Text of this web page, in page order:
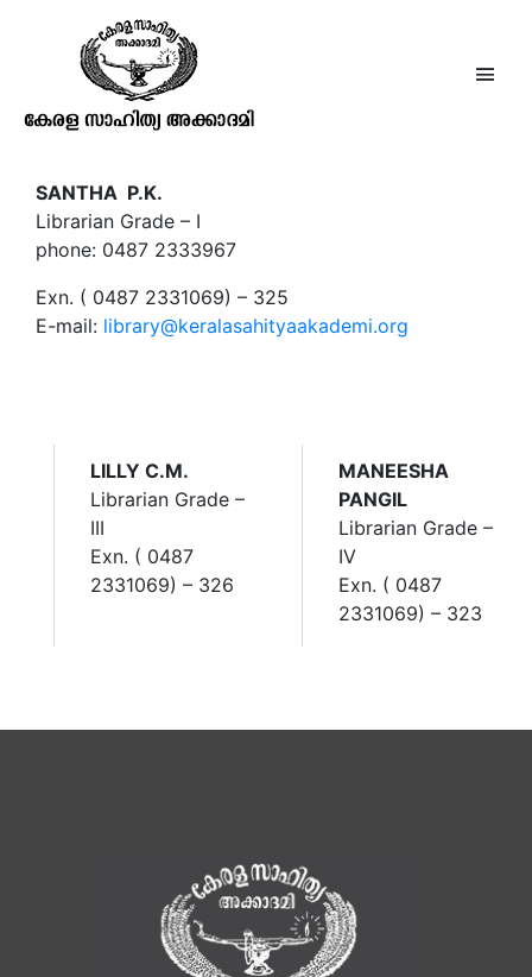
Contacts
SANTHA P.K.
Librarian Grade – I
phone: 0487 2333967
Exn. ( 0487 2331069) – 325
E-mail: library@keralasahityaakademi.org
LILLY C.M.
Librarian Grade –
III
Exn. ( 0487
2331069) – 326
MANEESHA
PANGIL
Librarian Grade –
IV
Exn. ( 0487
2331069) – 323